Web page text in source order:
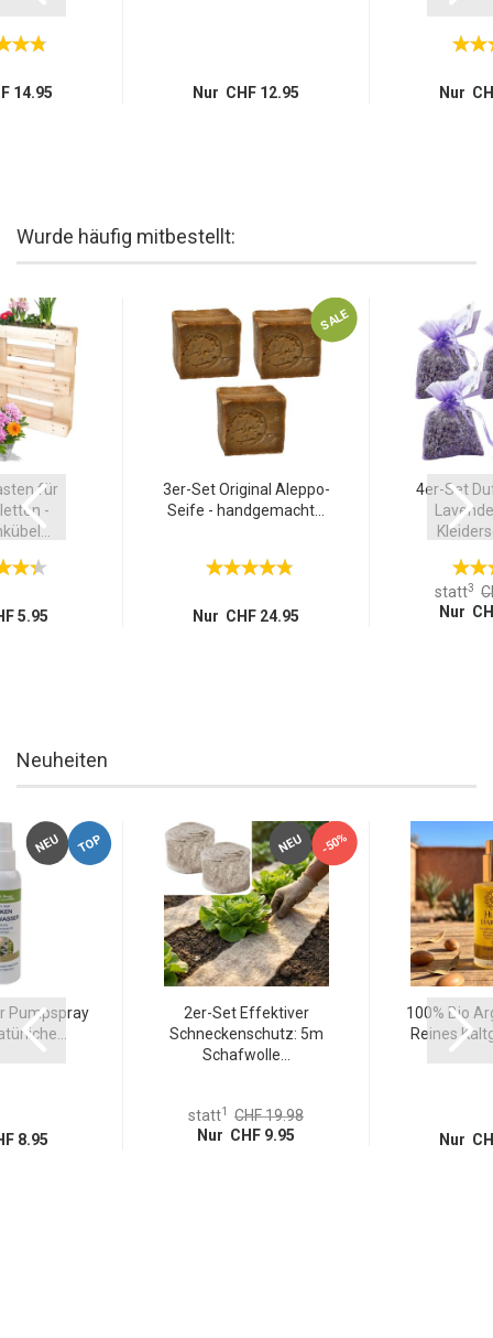
14.95 Nur CHF 12.95 Nur
Wurde häufig mitbestellt:
für
-
5.95
SALE
3er-Set Original Aleppo-
Seife - handgemacht...
Nur CHF 24.95
4er-Set
statt3
Nur
Neuheiten
NEU TOP
Pumpspray
8.95
NEU -50%
2er-Set Effektiver
Schneckenschutz: 5m
Schafwolle...
statt1
CHF 19.98
Nur CHF 9.95
100% Bio
Reines
Nur